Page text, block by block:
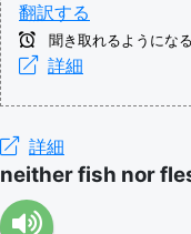
翻訳する
聞き取れるようになる
詳細
詳細
neither fish nor